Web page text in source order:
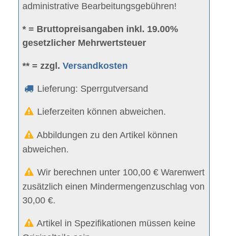
administrative Bearbeitungsgebühren!
* = Bruttopreisangaben inkl. 19.00%
gesetzlicher Mehrwertsteuer
** = zzgl.Versandkosten
Lieferung: Sperrgutversand
Lieferzeiten können abweichen.
Abbildungen zu den Artikel können
abweichen.
Wir berechnen unter 100,00 € Warenwert
zusätzlich einen Mindermengenzuschlag von
30,00 €.
Artikel in Spezifikationen müssen keine